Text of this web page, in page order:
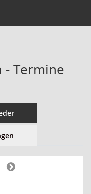
- Termine